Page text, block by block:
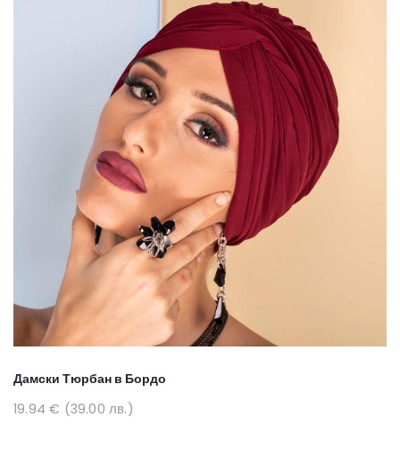
Дамски Тюрбан в Бордо
19.94 € (39.00 лв.)